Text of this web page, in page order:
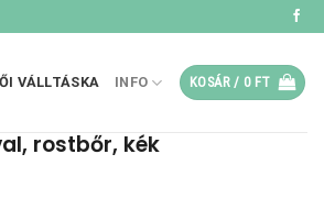
VÁLLTÁSKA INFO KOSÁR / 0 FT
rostbőr, kék